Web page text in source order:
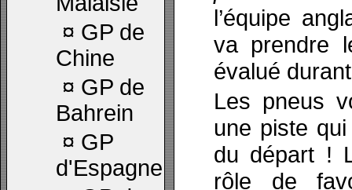
¤ GP de
Chine
¤ GP de
Bahrein
¤ GP
d'Espagne
l’équipe
va prendre
évalué
Les pneus
une piste
du départ !
rôle de